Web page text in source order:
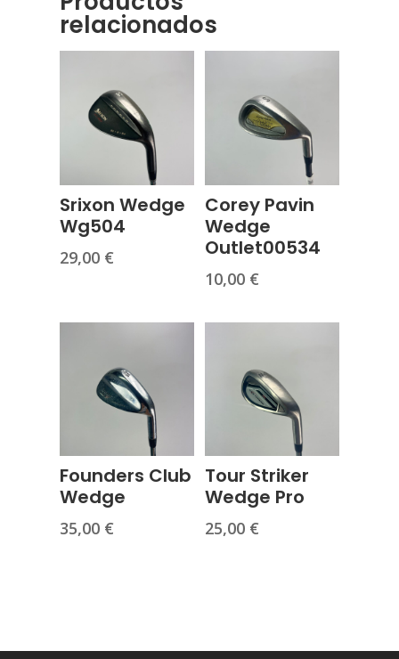
relacionados
Srixon Wedge
Wg504
29,00 €
Corey Pavin
Wedge
Outlet00534
10,00 €
Founders Club
Wedge
35,00 €
Tour Striker
Wedge Pro
25,00 €